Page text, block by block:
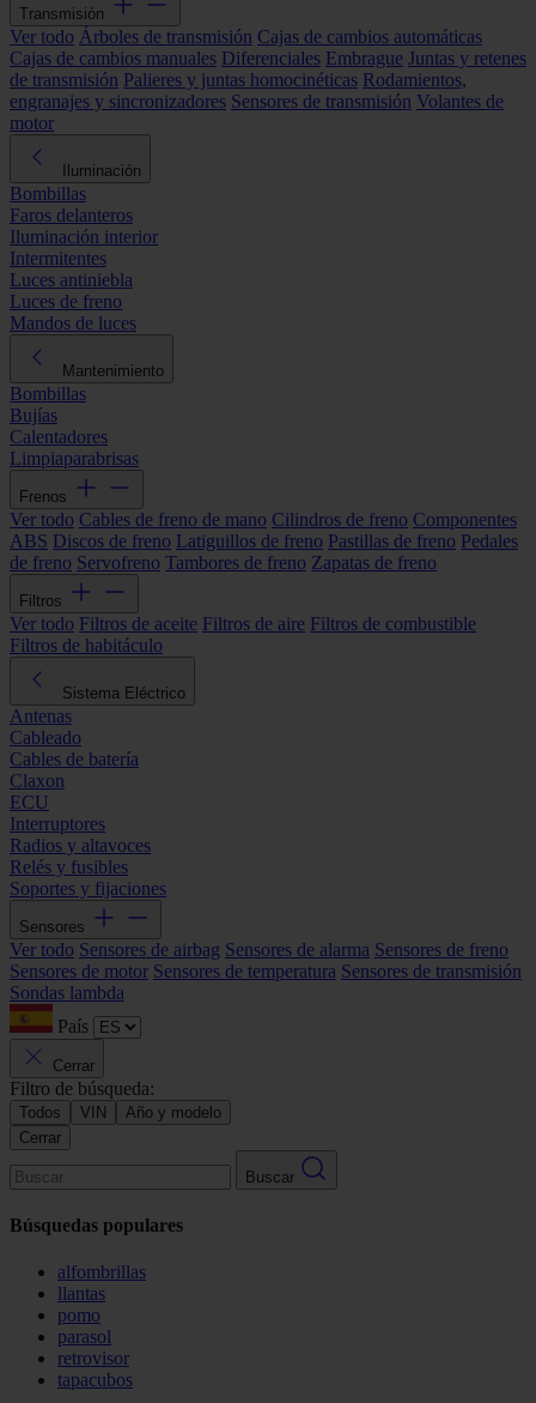
Transmisión
Ver todo Árboles de transmisión Cajas de cambios automáticas
Cajas de cambios manuales Diferenciales Embrague Juntas y retenes
de transmisión Palieres y juntas homocinéticas Rodamientos,
engranajes y sincronizadores Sensores de transmisión Volantes de
motor
Iluminación
Bombillas
Faros delanteros
Iluminación interior
Intermitentes
Luces antiniebla
Luces de freno
Mandos de luces
Mantenimiento
Bombillas
Bujías
Calentadores
Limpiaparabrisas
Frenos
Ver todo Cables de freno de mano Cilindros de freno Componentes
ABS Discos de freno Latiguillos de freno Pastillas de freno Pedales
de freno Servofreno Tambores de freno Zapatas de freno
Filtros
Ver todo Filtros de aceite Filtros de aire Filtros de combustible
Filtros de habitáculo
Sistema Eléctrico
Antenas
Cableado
Cables de batería
Claxon
ECU
Interruptores
Radios y altavoces
Relés y fusibles
Soportes y fijaciones
Sensores
Ver todo Sensores de airbag Sensores de alarma Sensores de freno
Sensores de motor Sensores de temperatura Sensores de transmisión
Sondas lambda
País
Cerrar
Filtro de búsqueda:
Todos VIN
Año y modelo
Cerrar
Buscar
Búsquedas populares
alfombrillas
llantas
pomo
parasol
retrovisor
tapacubos